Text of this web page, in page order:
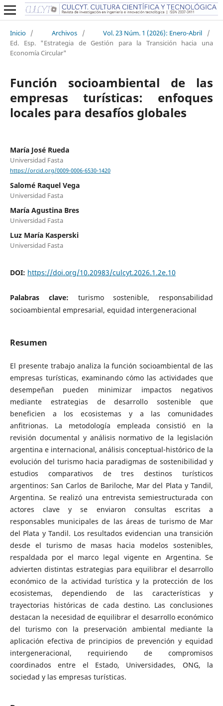
Inicio / Archivos / Vol. 23 Núm. 1 (2026): Enero-Abril
/
Ed. Esp. "Estrategia de Gestión para la Transición hacia una
Economía Circular"
Función socioambiental de las
empresas turísticas: enfoques
locales para desafíos globales
María José Rueda
Universidad Fasta
https://orcid.org/0009-0006-6530-1420
Salomé Raquel Vega
Universidad Fasta
María Agustina Bres
Universidad Fasta
Luz María Kasperski
Universidad Fasta
DOI: https://doi.org/10.20983/culcyt.2026.1.2e.10
Palabras clave: turismo sostenible, responsabilidad
socioambiental empresarial, equidad intergeneracional
Resumen
El presente trabajo analiza la función socioambiental de las
empresas turísticas, examinando cómo las actividades que
desempeñan pueden minimizar impactos negativos
mediante estrategias de desarrollo sostenible que
beneficien a los ecosistemas y a las comunidades
anfitrionas. La metodología empleada consistió en la
revisión documental y análisis normativo de la legislación
argentina e internacional, análisis conceptual-histórico de la
evolución del turismo hacia paradigmas de sostenibilidad y
estudios comparativos de tres destinos turísticos
argentinos: San Carlos de Bariloche, Mar del Plata y Tandil,
Argentina. Se realizó una entrevista semiestructurada con
actores clave y se enviaron consultas escritas a
responsables municipales de las áreas de turismo de Mar
del Plata y Tandil. Los resultados evidencian una transición
desde el turismo de masas hacia modelos sostenibles,
respaldada por el marco legal vigente en Argentina. Se
advierten distintas estrategias para equilibrar el desarrollo
económico de la actividad turística y la protección de los
ecosistemas, dependiendo de las características y
trayectorias históricas de cada destino. Las conclusiones
destacan la necesidad de equilibrar el desarrollo económico
del turismo con la preservación ambiental mediante la
aplicación efectiva de principios de prevención y equidad
intergeneracional, requiriendo de compromisos
coordinados entre el Estado, Universidades, ONG, la
sociedad y las empresas turísticas.